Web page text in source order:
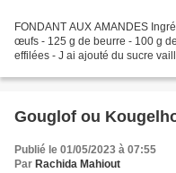
FONDANT AUX AMANDES
œufs - 125 g de beurre - 100 g
effilées - J ai ajouté du sucre
Gouglof ou
Publié le 01/05/2023 à 07:55
Par Rachida Mahiout